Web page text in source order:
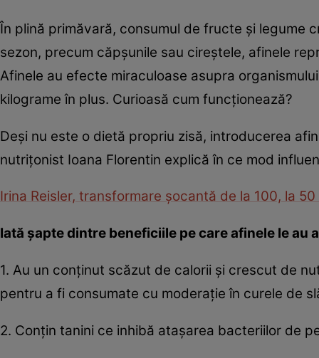
În plină primăvară, consumul de fructe şi legume
sezon, precum căpşunile sau cireştele, afinele
Afinele au efecte miraculoase asupra
kilograme în plus. Curioasă cum funcţionează?
Deşi nu este o dietă propriu zisă, introducerea
nutriţonist Ioana Florentin explică în ce mod
Irina Reisler, transformare şocantă de la 100, la
Iată şapte dintre beneficiile pe care afinele le
1. Au un conţinut scăzut de calorii şi crescut de
pentru a fi consumate cu moderaţie în curele de
2. Conţin tanini ce inhibă ataşarea bacteriilor de